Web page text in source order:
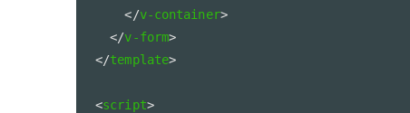
</v-container>
</v-form>
</template>
<script>